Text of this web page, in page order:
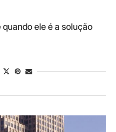
quando ele é a solução